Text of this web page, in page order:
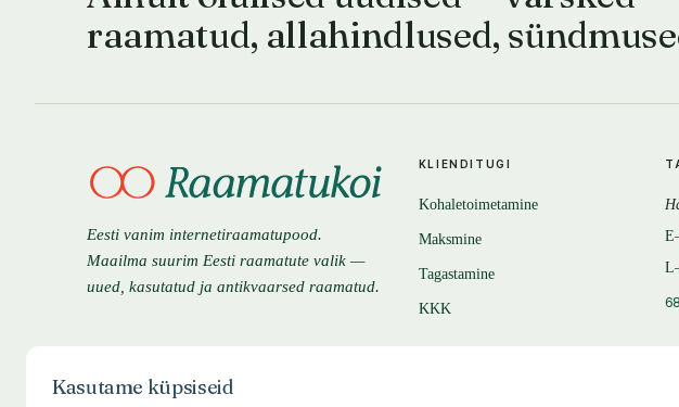
raamatud, allahindlused,
Eesti vanim internetiraamatupood.
Maailma suurim Eesti raamatute valik —
uued, kasutatud ja antikvaarsed raamatud.
KLIENDITUGI
Kohaletoimetamine
Maksmine
Tagastamine
KKK
Kasutame küpsiseid